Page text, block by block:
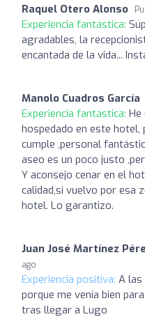
Raquel Otero Alonso
Experiencia fantástica:
agradables, la
encantada de la vida...
Manolo Cuadros García
Experiencia fantástica: He
hospedado en este
cumple ,personal
aseo es un poco justo
Y aconsejo cenar en el
calidad,si vuelvo por esa
hotel. Lo garantizo.
Juan José Martínez
ago
Experiencia positiva: A las
porque me venía bien
tras llegar a Lugo